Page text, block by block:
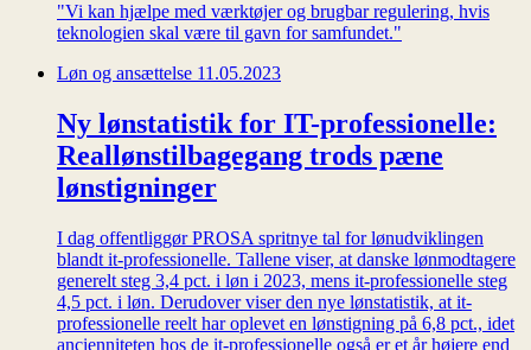
"Vi kan hjælpe med værktøjer og brugbar regulering, hvis
teknologien skal være til gavn for samfundet."
Løn og ansættelse 11.05.2023
Ny lønstatistik for IT-professionelle:
Reallønstilbagegang trods pæne
lønstigninger
I dag offentliggør PROSA spritnye tal for lønudviklingen
blandt it-professionelle. Tallene viser, at danske lønmodtagere
generelt steg 3,4 pct. i løn i 2023, mens it-professionelle steg
4,5 pct. i løn. Derudover viser den nye lønstatistik, at it-
professionelle reelt har oplevet en lønstigning på 6,8 pct., idet
ancienniteten hos de it-professionelle også er et år højere end